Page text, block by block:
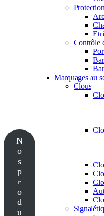
N
o
s
p
r
o
d
u
Contrôle
Marquages au
Clous